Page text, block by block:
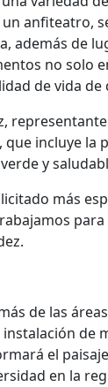
anfiteatro,
además de
no solo
de vida de
incluye la
y
más
de las
de
el
en la